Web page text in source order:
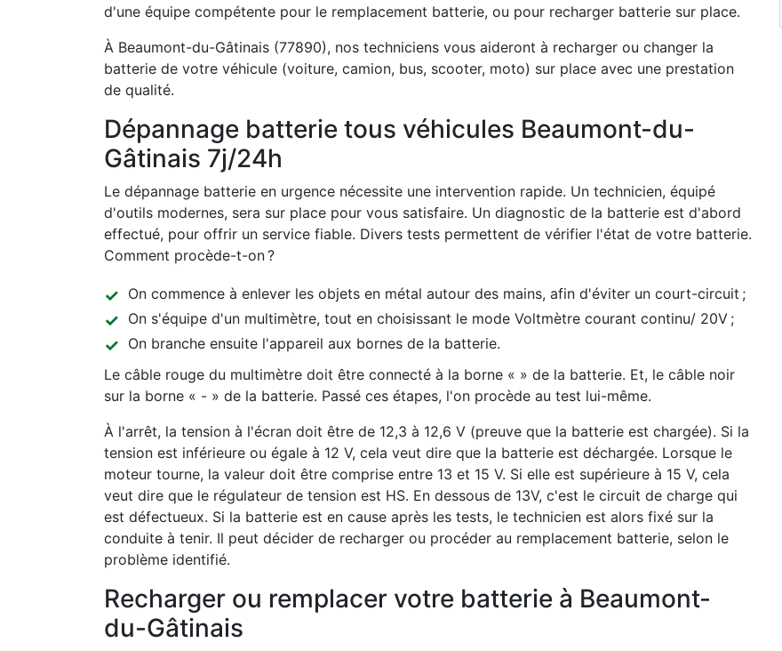
d'une équipe compétente pour le remplacement batterie, ou pour recharger batterie sur place.
À Beaumont-du-Gâtinais (77890), nos techniciens vous aideront à recharger ou changer la
batterie de votre véhicule (voiture, camion, bus, scooter, moto) sur place avec une prestation
de qualité.
Dépannage batterie tous véhicules Beaumont-du-
Gâtinais 7j/24h
Le dépannage batterie en urgence nécessite une intervention rapide. Un technicien, équipé
d'outils modernes, sera sur place pour vous satisfaire. Un diagnostic de la batterie est d'abord
effectué, pour offrir un service fiable. Divers tests permettent de vérifier l'état de votre batterie.
Comment procède-t-on ?
On commence à enlever les objets en métal autour des mains, afin d'éviter un court-circuit ;
On s'équipe d'un multimètre, tout en choisissant le mode Voltmètre courant continu/ 20V ;
On branche ensuite l'appareil aux bornes de la batterie.
Le câble rouge du multimètre doit être connecté à la borne « » de la batterie. Et, le câble noir
sur la borne « - » de la batterie. Passé ces étapes, l'on procède au test lui-même.
À l'arrêt, la tension à l'écran doit être de 12,3 à 12,6 V (preuve que la batterie est chargée). Si la
tension est inférieure ou égale à 12 V, cela veut dire que la batterie est déchargée. Lorsque le
moteur tourne, la valeur doit être comprise entre 13 et 15 V. Si elle est supérieure à 15 V, cela
veut dire que le régulateur de tension est HS. En dessous de 13V, c'est le circuit de charge qui
est défectueux. Si la batterie est en cause après les tests, le technicien est alors fixé sur la
conduite à tenir. Il peut décider de recharger ou procéder au remplacement batterie, selon le
problème identifié.
Recharger ou remplacer votre batterie à Beaumont-
du-Gâtinais